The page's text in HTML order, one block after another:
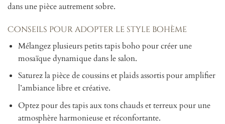
dans une pièce autrement sobre.
Conseils pour adopter le style bohème
Mélangez plusieurs petits tapis boho pour créer une
mosaïque dynamique dans le salon.
Saturez la pièce de coussins et plaids assortis pour amplifier
l’ambiance libre et créative.
Optez pour des tapis aux tons chauds et terreux pour une
atmosphère harmonieuse et réconfortante.